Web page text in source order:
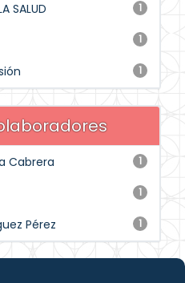
1
SALUD
1
1
1
Cabrera
1
1
Pérez